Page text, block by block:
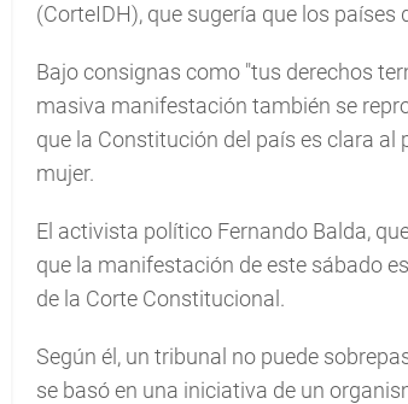
(CorteIDH), que sugería que los
Bajo consignas como "tus derechos
masiva manifestación también se
que la Constitución del país es clara
mujer.
El activista político Fernando Balda,
que la manifestación de este sábado
de la Corte Constitucional.
Según él, un tribunal no puede
se basó en una iniciativa de un